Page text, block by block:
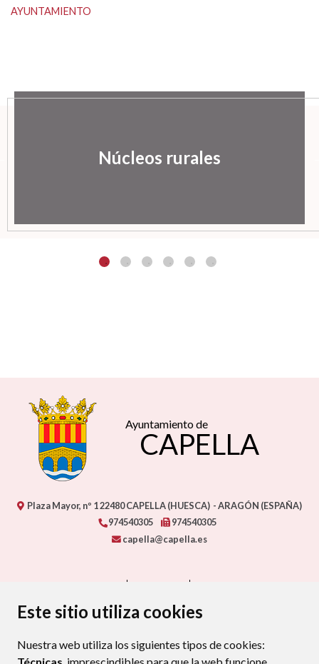
Este sitio utiliza cookies
Nuestra web utiliza los siguientes tipos de cookies:
AYUNTAMIENTO
Núcleos rurales
Ayuntamiento de
CAPELLA
Plaza Mayor, nº 122480CAPELLA (HUESCA) - ARAGÓN (ESPAÑA)
974540305
974540305
capella@capella.es
PROTECCIÓN DE DATOS
POLÍTICA DE COOKIES